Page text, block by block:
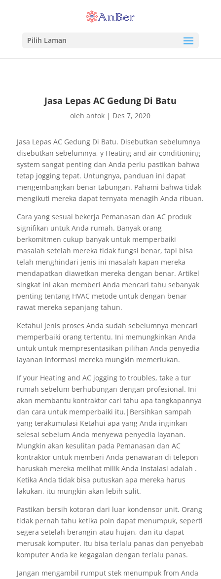
Pilih Laman
Jasa Lepas AC Gedung Di Batu
olehantok | Des 7, 2020
Jasa Lepas AC Gedung Di Batu. Disebutkan sebelumnya
disebutkan sebelumnya, y Heating and air conditioning
system sangat penting dan Anda perlu pastikan bahwa
tetap jogging tepat. Untungnya, panduan ini dapat
mengembangkan benar tabungan. Pahami bahwa tidak
mengikuti mereka dapat ternyata menagih Anda ribuan.
Cara yang sesuai bekerja Pemanasan dan AC produk
signifikan untuk Anda rumah. Banyak orang
berkomitmen cukup banyak untuk memperbaiki
masalah setelah mereka tidak fungsi benar, tapi bisa
telah menghindari jenis ini masalah kapan mereka
mendapatkan diawetkan mereka dengan benar. Artikel
singkat ini akan memberi Anda mencari tahu sebanyak
penting tentang HVAC metode untuk dengan benar
rawat mereka sepanjang tahun.
Ketahui jenis proses Anda sudah sebelumnya mencari
memperbaiki orang tertentu. Ini memungkinkan Anda
untuk untuk mempresentasikan pilihan Anda penyedia
layanan informasi mereka mungkin memerlukan.
If your Heating and AC jogging to troubles, take a tur
rumah sebelum berhubungan dengan profesional. Ini
akan membantu kontraktor cari tahu apa tangkapannya
dan cara untuk memperbaiki itu.|Bersihkan sampah
yang terakumulasi Ketahui apa yang Anda inginkan
selesai sebelum Anda menyewa penyedia layanan.
Mungkin akan kesulitan pada Pemanasan dan AC
kontraktor untuk memberi Anda penawaran di telepon
haruskah mereka melihat milik Anda instalasi adalah .
Ketika Anda tidak bisa putuskan apa mereka harus
lakukan, itu mungkin akan lebih sulit.
Pastikan bersih kotoran dari luar kondensor unit. Orang
tidak pernah tahu ketika poin dapat menumpuk, seperti
segera setelah berangin atau hujan, dan itu dapat
merusak komputer. Itu bisa terlalu panas dan penyebab
komputer Anda ke kegagalan dengan terlalu panas.
Jangan mengambil rumput stek menumpuk from Anda